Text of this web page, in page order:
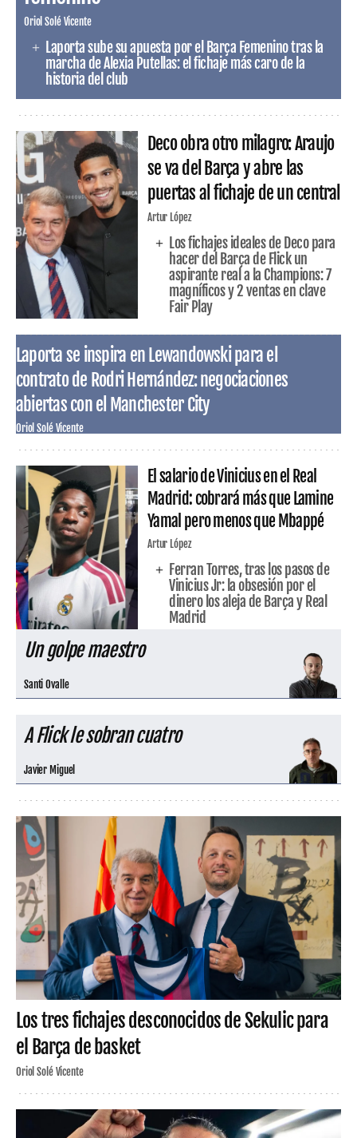
Oriol Solé Vicente
Laporta sube su apuesta por el Barça Femenino tras la
marcha de Alexia Putellas: el fichaje más caro de la
historia del club
Deco obra otro milagro: Araujo
se va del Barça y abre las
puertas al fichaje de un central
Artur López
Los fichajes ideales de Deco para
hacer del Barça de Flick un
aspirante real a la Champions: 7
magníficos y 2 ventas en clave
Fair Play
Laporta se inspira en Lewandowski para el
contrato de Rodri Hernández: negociaciones
abiertas con el Manchester City
Oriol Solé Vicente
El salario de Vinicius en el Real
Madrid: cobrará más que Lamine
Yamal pero menos que Mbappé
Artur López
Ferran Torres, tras los pasos de
Vinicius Jr: la obsesión por el
dinero los aleja de Barça y Real
Madrid
Un golpe maestro
Santi Ovalle
A Flick le sobran cuatro
Javier Miguel
Los tres fichajes desconocidos de Sekulic para
el Barça de basket
Oriol Solé Vicente